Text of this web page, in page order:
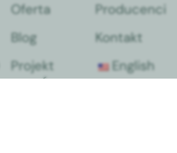
Oferta
Producenci
Blog
Kontakt
Projekt
WFOŚ
English